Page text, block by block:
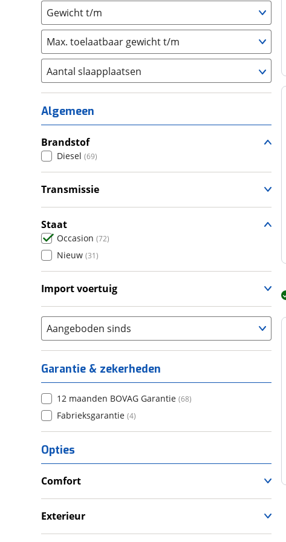
Gewicht t/m
Max. toelaatbaar gewicht t/m
Aantal slaapplaatsen
1 (0)
2 (33)
3 (4)
4 (23)
5 (2)
6+ (4)
Algemeen
Brandstof
Diesel (69)
Transmissie
Automatisch
Staat
Occasion (72)
Nieuw (31)
Import voertuig
Nee (1)
Aangeboden sinds
Garantie & zekerheden
12 maanden BOVAG Garantie (68)
Fabrieksgarantie (4)
Opties
Comfort
Douche
Exterieur